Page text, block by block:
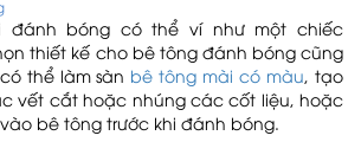
đánh bóng có thể ví như một chiếc
thiết kế cho bê tông đánh bóng cũng
thể làm sàn bê tông mài có màu, tạo
vết cắt hoặc nhúng các cốt liệu, hoặc
bê tông trước khi đánh bóng.